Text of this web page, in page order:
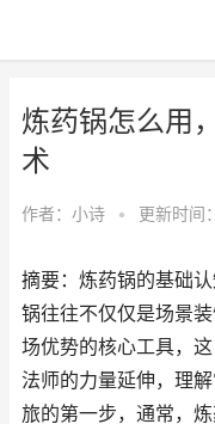
炼药锅怎么用
术
作者： 小诗 • 更新时间
摘要：炼药锅的基础
锅往往不仅仅是场景
场优势的核心工具，
法师的力量延伸，理
旅的第一步，通常，